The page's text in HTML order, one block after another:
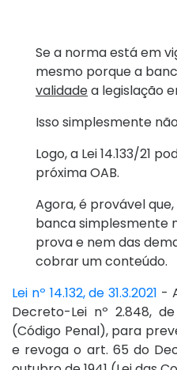
Se a norma está em
mesmo porque a
validadea legislação
Isso simplesmente
Logo, a Lei 14.133/21
próxima OAB.
Agora, é provável
banca simplesmente
prova e nem das
cobrar um conteúdo.
Lei nº 14.132, de 31.3.2021 -
Decreto-Lei nº 2.848,
(Código Penal), para
e revoga o art. 65 do